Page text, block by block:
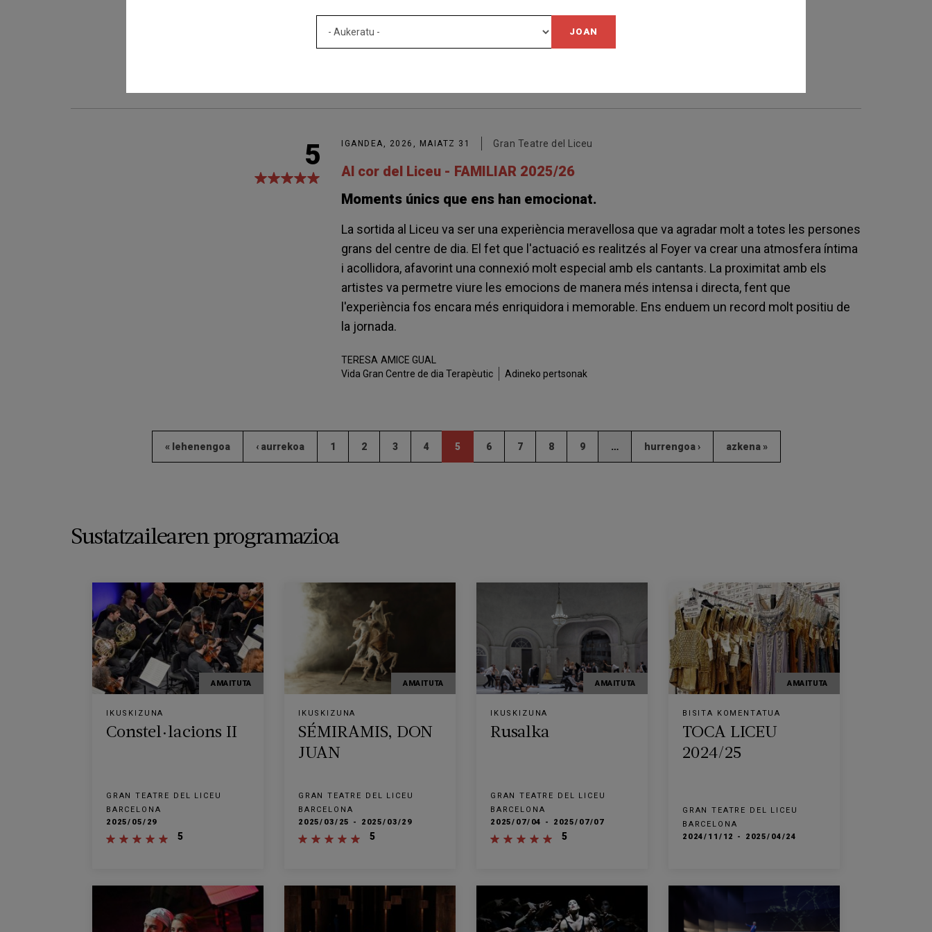
JOAN
Espectacular, els va encantar
PABLO DE PAZ GONZALEZ
5 IGANDEA, 2026, MAIATZ 31 Gran Teatre del Liceu
Al cor del Liceu - FAMILIAR 2025/26
Moments únics que ens han emocionat.
La sortida al Liceu va ser una experiència meravellosa que va agradar molt a totes les persones
grans del centre de dia. El fet que l'actuació es realitzés al Foyer va crear una atmosfera íntima
i acollidora, afavorint una connexió molt especial amb els cantants. La proximitat amb els
artistes va permetre viure les emocions de manera més intensa i directa, fent que
l'experiència fos encara més enriquidora i memorable. Ens enduem un record molt positiu de
la jornada.
TERESA AMICE GUAL
Vida Gran Centre de dia Terapèutic
Adineko pertsonak
« lehenengoa ‹ aurrekoa 1 2 3 4 5 6 7 8 9 … hurrengoa › azkena »
Sustatzailearen programazioa
AMAITUTA
IKUSKIZUNA
Constel·lacions II
GRAN TEATRE DEL LICEU
BARCELONA
2025/05/29
5
AMAITUTA
IKUSKIZUNA
SÉMIRAMIS, DON
JUAN
GRAN TEATRE DEL LICEU
BARCELONA
2025/03/25 - 2025/03/29
5
AMAITUTA
IKUSKIZUNA
Rusalka
GRAN TEATRE DEL LICEU
BARCELONA
2025/07/04 - 2025/07/07
5
AMAITUTA
BISITA KOMENTATUA
TOCA LICEU
2024/25
GRAN TEATRE DEL LICEU
BARCELONA
2024/11/12 - 2025/04/24